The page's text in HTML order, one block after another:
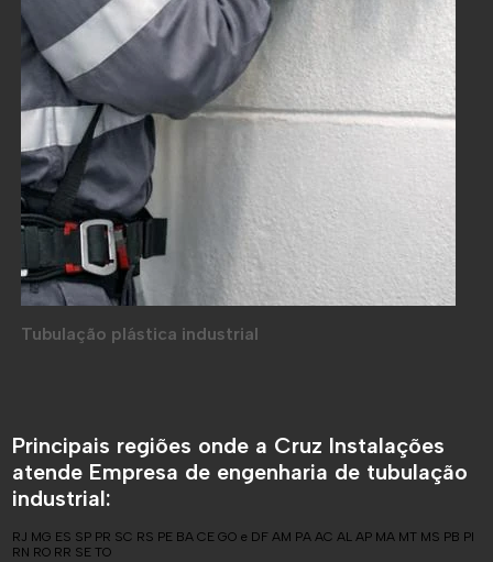
Tubulação plástica industrial
Principais regiões onde a Cruz Instalações
atende Empresa de engenharia de tubulação
industrial:
RJ MG ES SP PR SC RS PE BA CE GO e DF AM PA AC AL AP MA MT MS PB PI
RN RO RR SE TO